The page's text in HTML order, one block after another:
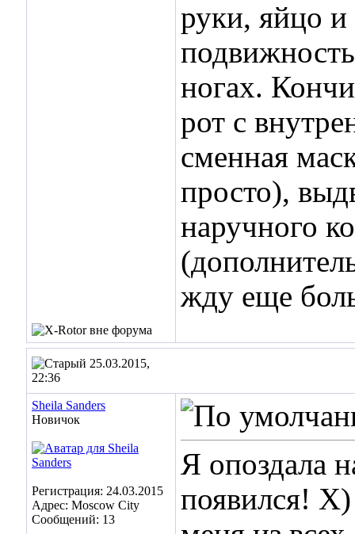
руки, яйцо
ногах.
рот с
сменная
просто),
наручного
жду еще
25.03.2015,
22:36
Sheila Sanders
Новичок
Регистрация: 24.03.2015
Адрес: Moscow City
Сообщений: 13
Я опоздала
появился!